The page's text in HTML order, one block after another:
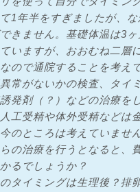
1年半をすぎましたが、
きません。基礎体温は3
いますが、おおむね二層
ので通院することを考え
常がないかの検査、タイ
発剤（？）などの治療を
工受精や体外受精などは
のところは考えていません
の治療を行うとなると、
るでしょうか？
タイミングは生理後？排